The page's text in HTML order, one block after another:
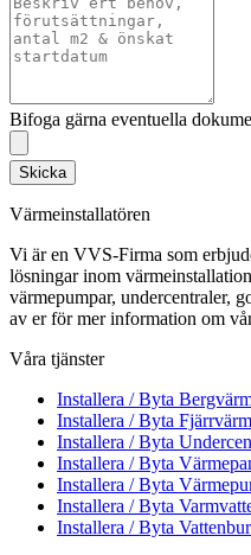
Bifoga gärna eventuella
Skicka
Värmeinstallatören
Vi är en VVS-Firma som
lösningar inom
värmepumpar, undercentraler,
av er för mer information om
Våra tjänster
Installera / Byta
Installera / Byta
Installera / Byta
Installera / Byta
Installera / Byta
Installera / Byta
Installera / Byta